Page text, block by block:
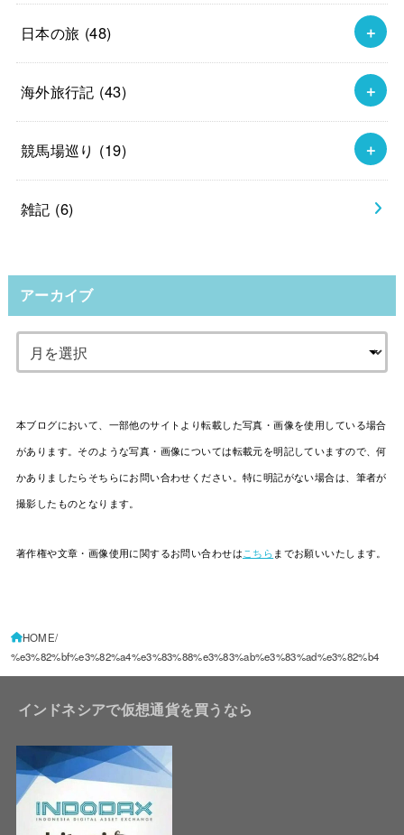
日本の旅 (48)
海外旅行記 (43)
競馬場巡り (19)
雑記 (6)
アーカイブ
本ブログにおいて、一部他のサイトより転載した写真・画像を使用している場合
があります。そのような写真・画像については転載元を明記していますので、何
かありましたらそちらにお問い合わせください。特に明記がない場合は、筆者が
撮影したものとなります。
著作権や文章・画像使用に関するお問い合わせはこちら までお願いいたします。
HOME
%e3%82%bf%e3%82%a4%e3%83%88%e3%83%ab%e3%83%ad%e3%82%b4
インドネシアで仮想通貨を買うなら